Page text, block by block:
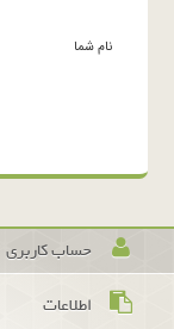
نام شما
حساب کاربری
اطلاعات